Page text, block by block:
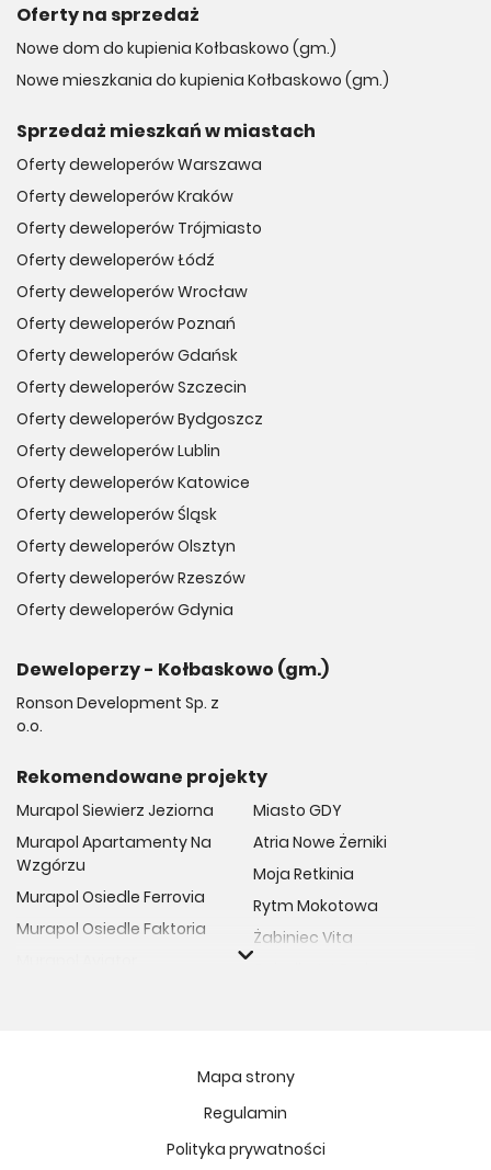
Oferty na sprzedaż
Nowe dom do kupienia Kołbaskowo (gm.)
Nowe mieszkania do kupienia Kołbaskowo (gm.)
Sprzedaż mieszkań w miastach
Oferty deweloperów Warszawa
Oferty deweloperów Kraków
Oferty deweloperów Trójmiasto
Oferty deweloperów Łódź
Oferty deweloperów Wrocław
Oferty deweloperów Poznań
Oferty deweloperów Gdańsk
Oferty deweloperów Szczecin
Oferty deweloperów Bydgoszcz
Oferty deweloperów Lublin
Oferty deweloperów Katowice
Oferty deweloperów Śląsk
Oferty deweloperów Olsztyn
Oferty deweloperów Rzeszów
Oferty deweloperów Gdynia
Deweloperzy - Kołbaskowo (gm.)
Ronson Development Sp. z
o.o.
Rekomendowane projekty
Murapol Siewierz Jeziorna
Murapol Apartamenty Na
Wzgórzu
Murapol Osiedle Ferrovia
Murapol Osiedle Faktoria
Murapol Osiedle Szafirove
Miasto GDY
Atria Nowe Żerniki
Moja Retkinia
Rytm Mokotowa
Żabiniec Vita
Żywiecka Vita
Mapa strony
Regulamin
Polityka prywatności